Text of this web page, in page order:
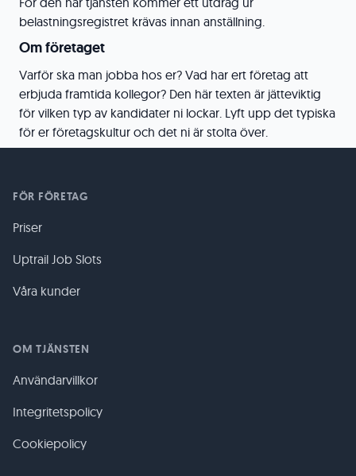
belastningsregistret krävas innan anställning.
Om företaget
Varför ska man jobba hos er? Vad har ert företag att
erbjuda framtida kollegor? Den här texten är jätteviktig
för vilken typ av kandidater ni lockar. Lyft upp det typiska
för er företagskultur och det ni är stolta över.
FÖR FÖRETAG
Priser
Uptrail Job Slots
Våra kunder
OM TJÄNSTEN
Användarvillkor
Integritetspolicy
Cookiepolicy